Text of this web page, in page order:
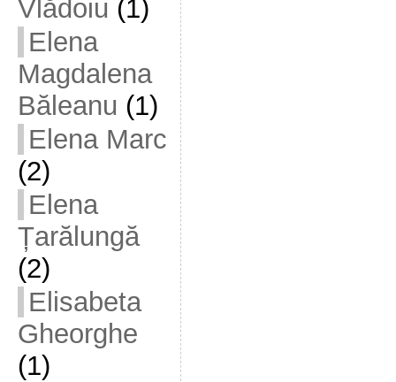
Vlădoiu (1)
Elena
Magdalena
Băleanu (1)
Elena Marc
(2)
Elena
Țarălungă
(2)
Elisabeta
Gheorghe
(1)